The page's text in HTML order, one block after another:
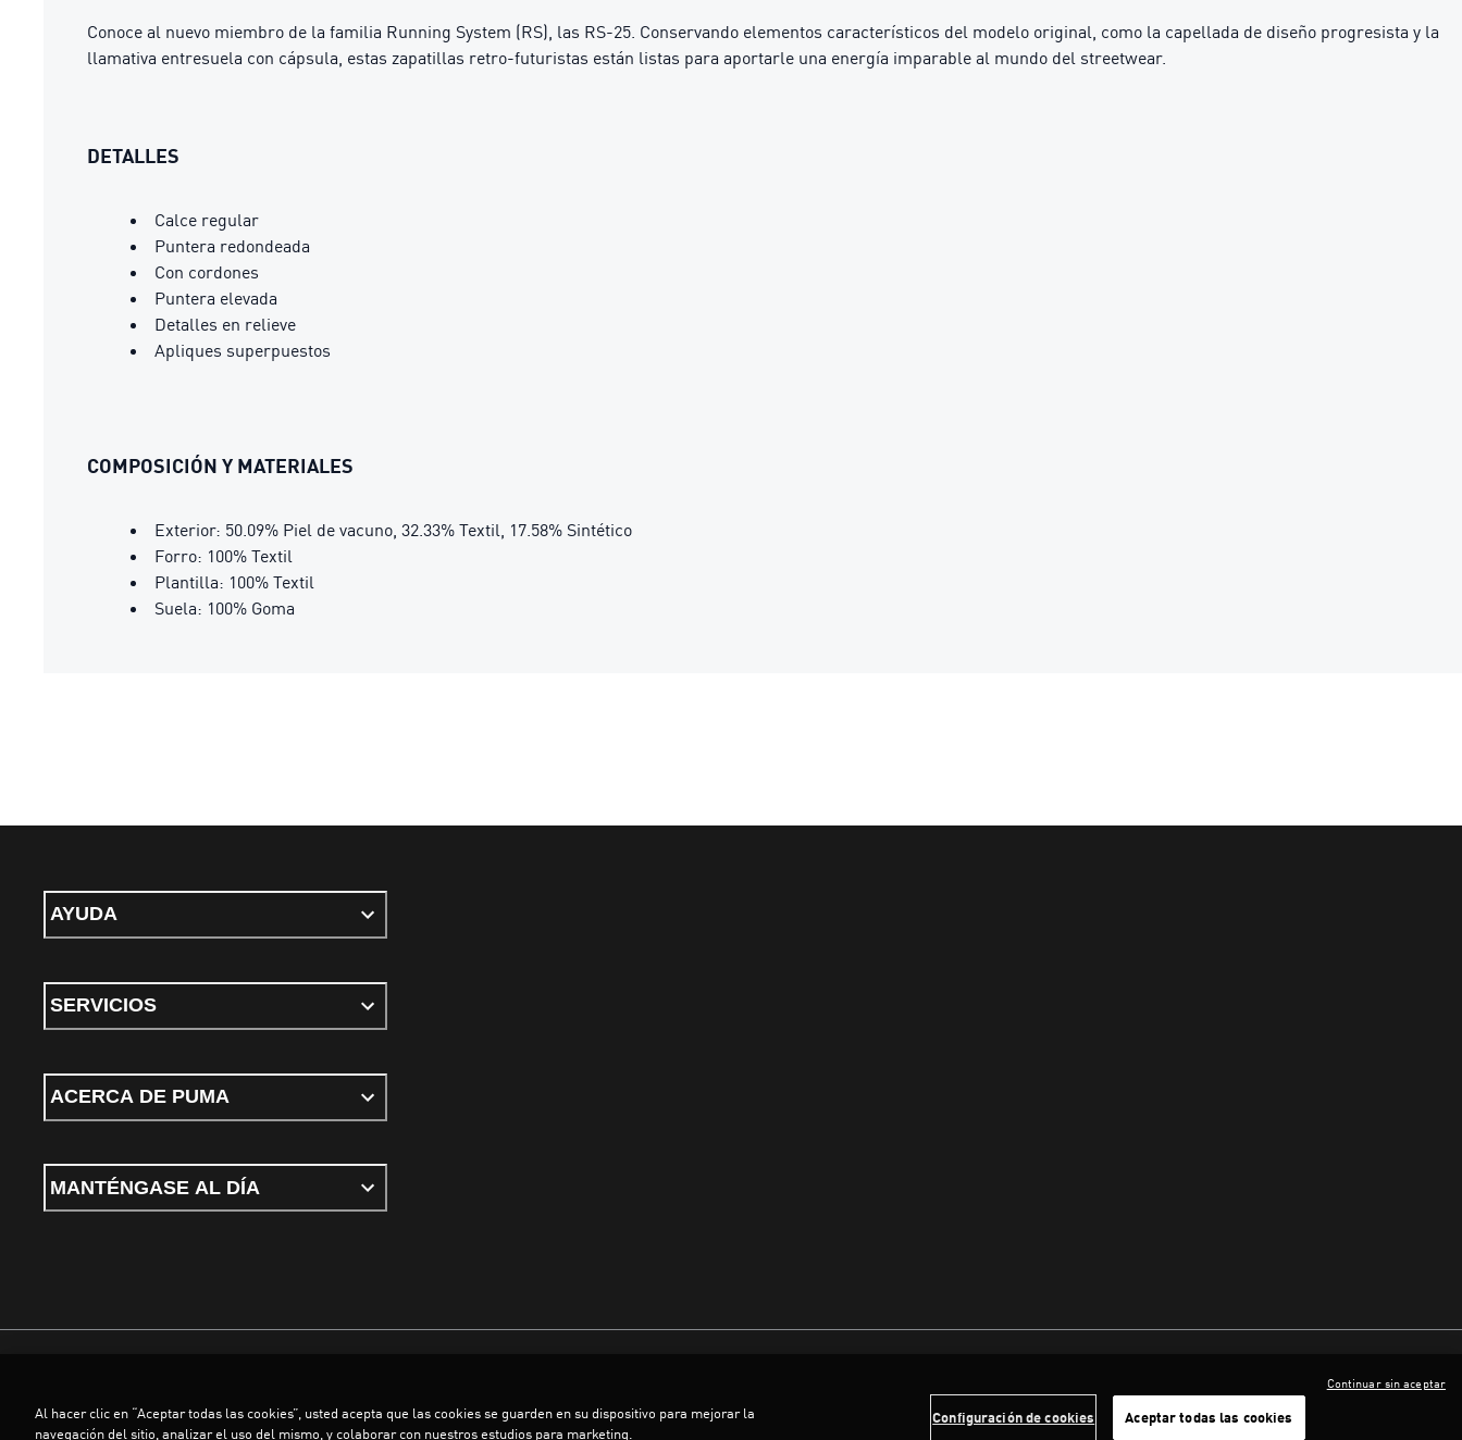
Conoce al nuevo miembro de la familia Running System (RS), las RS-25. Conservando elementos característicos del modelo original, como la capellada de diseño progresista y la
llamativa entresuela con cápsula, estas zapatillas retro-futuristas están listas para aportarle una energía imparable al mundo del streetwear.
DETALLES
Calce regular
Puntera redondeada
Con cordones
Puntera elevada
Detalles en relieve
Apliques superpuestos
COMPOSICIÓN Y MATERIALES
Exterior: 50.09% Piel de vacuno, 32.33% Textil, 17.58% Sintético
Forro: 100% Textil
Plantilla: 100% Textil
Suela: 100% Goma
AYUDA
SERVICIOS
ACERCA DE PUMA
MANTÉNGASE AL DÍA
©PUMA, 2026. Todos los derechos reservados
Al hacer clic en “Aceptar todas las cookies”, usted acepta que las cookies se guarden en su dispositivo para mejorar la
navegación del sitio, analizar el uso del mismo, y colaborar con nuestros estudios para marketing.
Configuración de cookies Aceptar todas las cookies
Continuar sin aceptar